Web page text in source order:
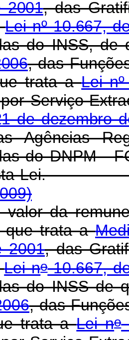
2001, das
Lei nº 10.667,
do INSS,
, das
trata aLei
Serviço
de dezembro
Agências
do DNPM -
da
que trata a
2001, das
Lei no10.667,
do INSS de
, das
trata aLei no